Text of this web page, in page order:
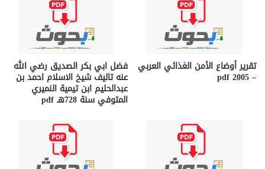
تقریر أوضاع الأمن الغذائي العربي
– 2005 pdf
فضل ابي بكر الصديق رضي الله
عنه تاليف شيخ الاسلام احمد بن
عبدالحليم ابن تيمية النميري
المتوفي سنة 728هـ pdf